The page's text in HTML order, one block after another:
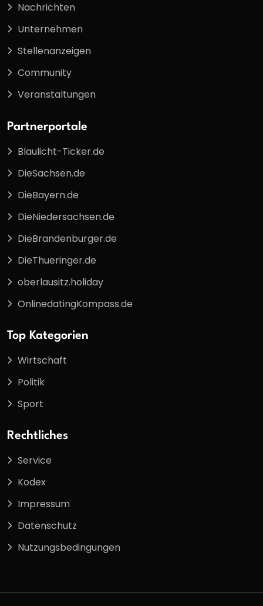
Nachrichten
Unternehmen
Stellenanzeigen
Community
Veranstaltungen
Partnerportale
Blaulicht-Ticker.de
DieSachsen.de
DieBayern.de
DieNiedersachsen.de
DieBrandenburger.de
DieThueringer.de
oberlausitz.holiday
OnlinedatingKompass.de
Top Kategorien
Wirtschaft
Politik
Sport
Rechtliches
Service
Kodex
Impressum
Datenschutz
Nutzungsbedingungen